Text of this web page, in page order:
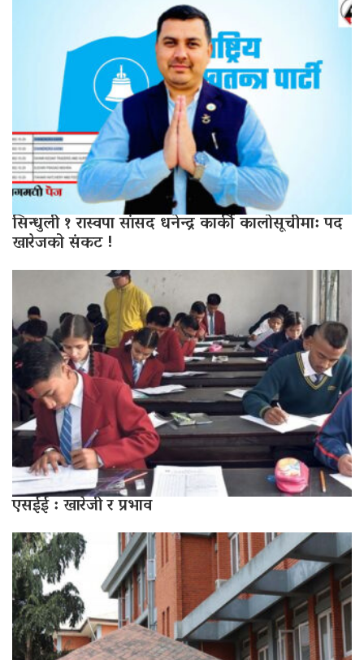
सिन्धुली १ रास्वपा सांसद धनेन्द्र कार्की कालोसूचीमा: पद
खारेजको संकट !
एसईई : खारेजी र प्रभाव